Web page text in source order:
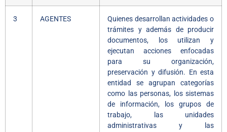
3 AGENTES
Quienes desarrollan actividades o
trámites y además de producir
documentos, los utilizan y
ejecutan acciones enfocadas
para su organización,
preservación y difusión. En esta
entidad se agrupan categorías
como las personas, los sistemas
de información, los grupos de
trabajo, las unidades
administrativas y las